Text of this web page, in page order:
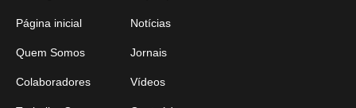
Página inicial
Quem Somos
Colaboradores
Notícias
Jornais
Vídeos